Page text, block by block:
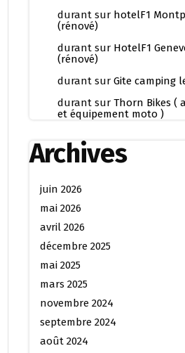
durant sur hotelF1
(rénové)
durant sur HotelF1
(rénové)
durant sur Gite camping
durant sur Thorn Bikes (
et équipement moto )
Archives
juin 2026
mai 2026
avril 2026
décembre 2025
mai 2025
mars 2025
novembre 2024
septembre 2024
août 2024